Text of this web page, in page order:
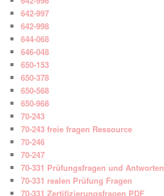
642-997
642-998
644-068
646-048
650-153
650-378
650-568
650-968
70-243
70-243 freie fragen Ressource
70-246
70-247
70-331 Prüfungsfragen und Antworten
70-331 realen Prüfung Fragen
70-331 Zertifizierungsfragen PDF